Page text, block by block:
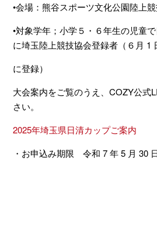
•会場：熊⾕スポーツ⽂化公園陸上
•対象学年；⼩学５・６年⽣の児童
に埼⽟陸上競技協会登録者（６⽉ 1
に登録）
大会案内をご覧のうえ、COZY公式
さい。
2025年埼玉県日清カップご案内
・お申込み期限 令和 7 年 5 ⽉ 30